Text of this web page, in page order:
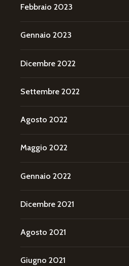
Febbraio 2023
Gennaio 2023
Dicembre 2022
Settembre 2022
Agosto 2022
Maggio 2022
Gennaio 2022
Dicembre 2021
Agosto 2021
Giugno 2021